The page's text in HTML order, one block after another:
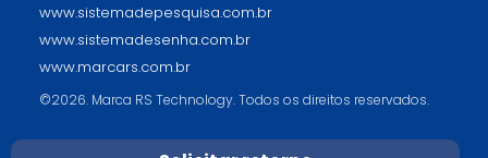
www.sistemadepesquisa.com.br
www.sistemadesenha.com.br
www.marcars.com.br
©2026. Marca RS Technology. Todos os direitos reservados.